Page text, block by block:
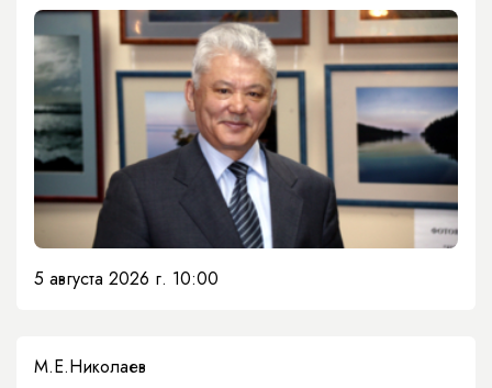
5 августа 2026 г. 10:00
М.Е.Николаев